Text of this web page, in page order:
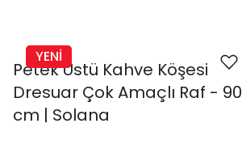
YENİ
Petek Üstü Kahve Köşesi
Dresuar Çok Amaçlı Raf - 90
cm | Solana